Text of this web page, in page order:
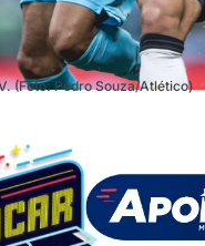
(Foto: Pedro Souza/Atlético)